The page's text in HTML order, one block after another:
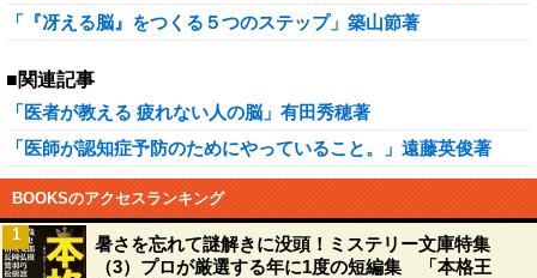
「『冴える脳』をつくる５つのステップ」築山節著
■関連記事
「医者が教える 疲れない人の脳」有田秀穂著
「医師が認知症予防のためにやっていること。」遠藤英俊著
BOOKSのアクセスランキング
暑さを忘れて謎解きに没頭！ミステリー文庫特集
（3）プロが厳選する年に1度の短編集 「本格王
1